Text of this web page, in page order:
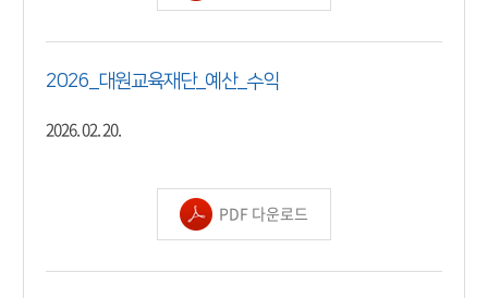
2026_대원교육재단_예산_수익
2026. 02. 20.
PDF 다운로드